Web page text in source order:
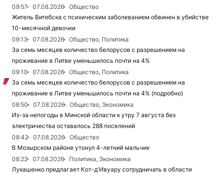
09:57
07.08.2026
Общество
Житель Витебска с психическим заболеванием обвинен в убийстве
10-месячной девочки
09:13
07.08.2026
Общество, Политика
За семь месяцев количество белорусов с разрешением на
проживание в Литве уменьшилось почти на 4%
09:10
07.08.2026
Общество, Политика
За семь месяцев количество белорусов с разрешением на
проживание в Литве уменьшилось почти на 4% (подробно)
08:50
07.08.2026
Общество, Экономика
Из-за непогоды в Минской области к утру 7 августа без
электричества оставалось 288 поселений
08:42
07.08.2026
Общество
В Мозырском районе утонул 4-летний мальчик
08:22
07.08.2026
Политика, Экономика
Лукашенко предлагает Кот-д'Ивуару сотрудничать в области